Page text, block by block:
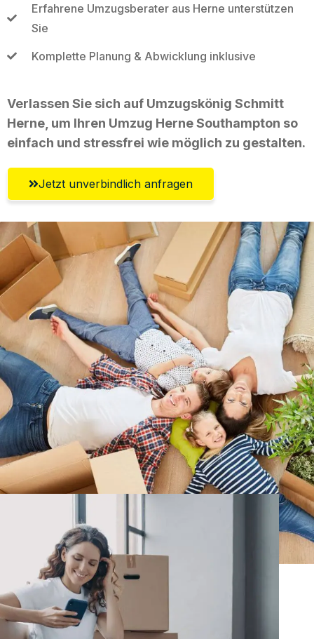
Erfahrene Umzugsberater aus Herne unterstützen
Sie
Komplette Planung & Abwicklung inklusive
Verlassen Sie sich auf Umzugskönig Schmitt
Herne, um Ihren Umzug Herne Southampton so
einfach und stressfrei wie möglich zu gestalten.
Jetzt unverbindlich anfragen